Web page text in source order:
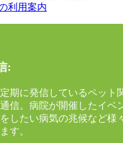
利用案内
:
期に発信しているペット
信。病院が開催したイベ
したい病気の兆候など様
す。